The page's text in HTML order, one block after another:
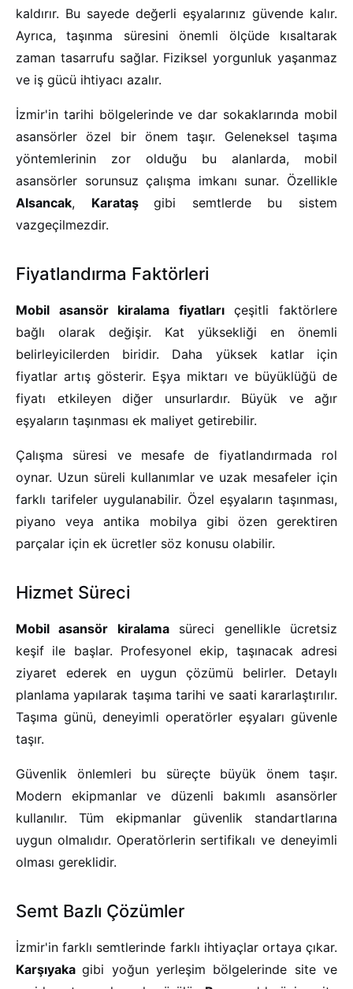
kaldırır. Bu sayede değerli eşyalarınız güvende kalır.
Ayrıca, taşınma süresini önemli ölçüde kısaltarak
zaman tasarrufu sağlar. Fiziksel yorgunluk yaşanmaz
ve iş gücü ihtiyacı azalır.
İzmir'in tarihi bölgelerinde ve dar sokaklarında mobil
asansörler özel bir önem taşır. Geleneksel taşıma
yöntemlerinin zor olduğu bu alanlarda, mobil
asansörler sorunsuz çalışma imkanı sunar. Özellikle
Alsancak, Karataşgibi semtlerde bu sistem
vazgeçilmezdir.
Fiyatlandırma Faktörleri
Mobil asansör kiralama fiyatlarıçeşitli faktörlere
bağlı olarak değişir. Kat yüksekliği en önemli
belirleyicilerden biridir. Daha yüksek katlar için
fiyatlar artış gösterir. Eşya miktarı ve büyüklüğü de
fiyatı etkileyen diğer unsurlardır. Büyük ve ağır
eşyaların taşınması ek maliyet getirebilir.
Çalışma süresi ve mesafe de fiyatlandırmada rol
oynar. Uzun süreli kullanımlar ve uzak mesafeler için
farklı tarifeler uygulanabilir. Özel eşyaların taşınması,
piyano veya antika mobilya gibi özen gerektiren
parçalar için ek ücretler söz konusu olabilir.
Hizmet Süreci
Mobil asansör kiralamasüreci genellikle ücretsiz
keşif ile başlar. Profesyonel ekip, taşınacak adresi
ziyaret ederek en uygun çözümü belirler. Detaylı
planlama yapılarak taşıma tarihi ve saati kararlaştırılır.
Taşıma günü, deneyimli operatörler eşyaları güvenle
taşır.
Güvenlik önlemleri bu süreçte büyük önem taşır.
Modern ekipmanlar ve düzenli bakımlı asansörler
kullanılır. Tüm ekipmanlar güvenlik standartlarına
uygun olmalıdır. Operatörlerin sertifikalı ve deneyimli
olması gereklidir.
Semt Bazlı Çözümler
İzmir'in farklı semtlerinde farklı ihtiyaçlar ortaya çıkar.
Karşıyakagibi yoğun yerleşim bölgelerinde site ve